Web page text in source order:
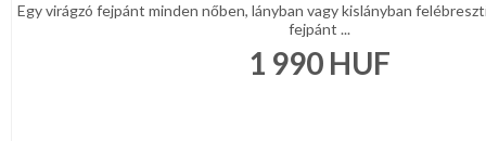
Egy virágzó fejpánt minden nőben, lányban vagy kislányban
fejpánt ...
1 990 HUF